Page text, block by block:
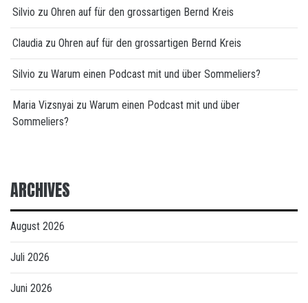
Silvio zu Ohren auf für den grossartigen Bernd Kreis
Claudia zu Ohren auf für den grossartigen Bernd Kreis
Silvio zu Warum einen Podcast mit und über Sommeliers?
Maria Vizsnyai zu Warum einen Podcast mit und über
Sommeliers?
ARCHIVES
August 2026
Juli 2026
Juni 2026